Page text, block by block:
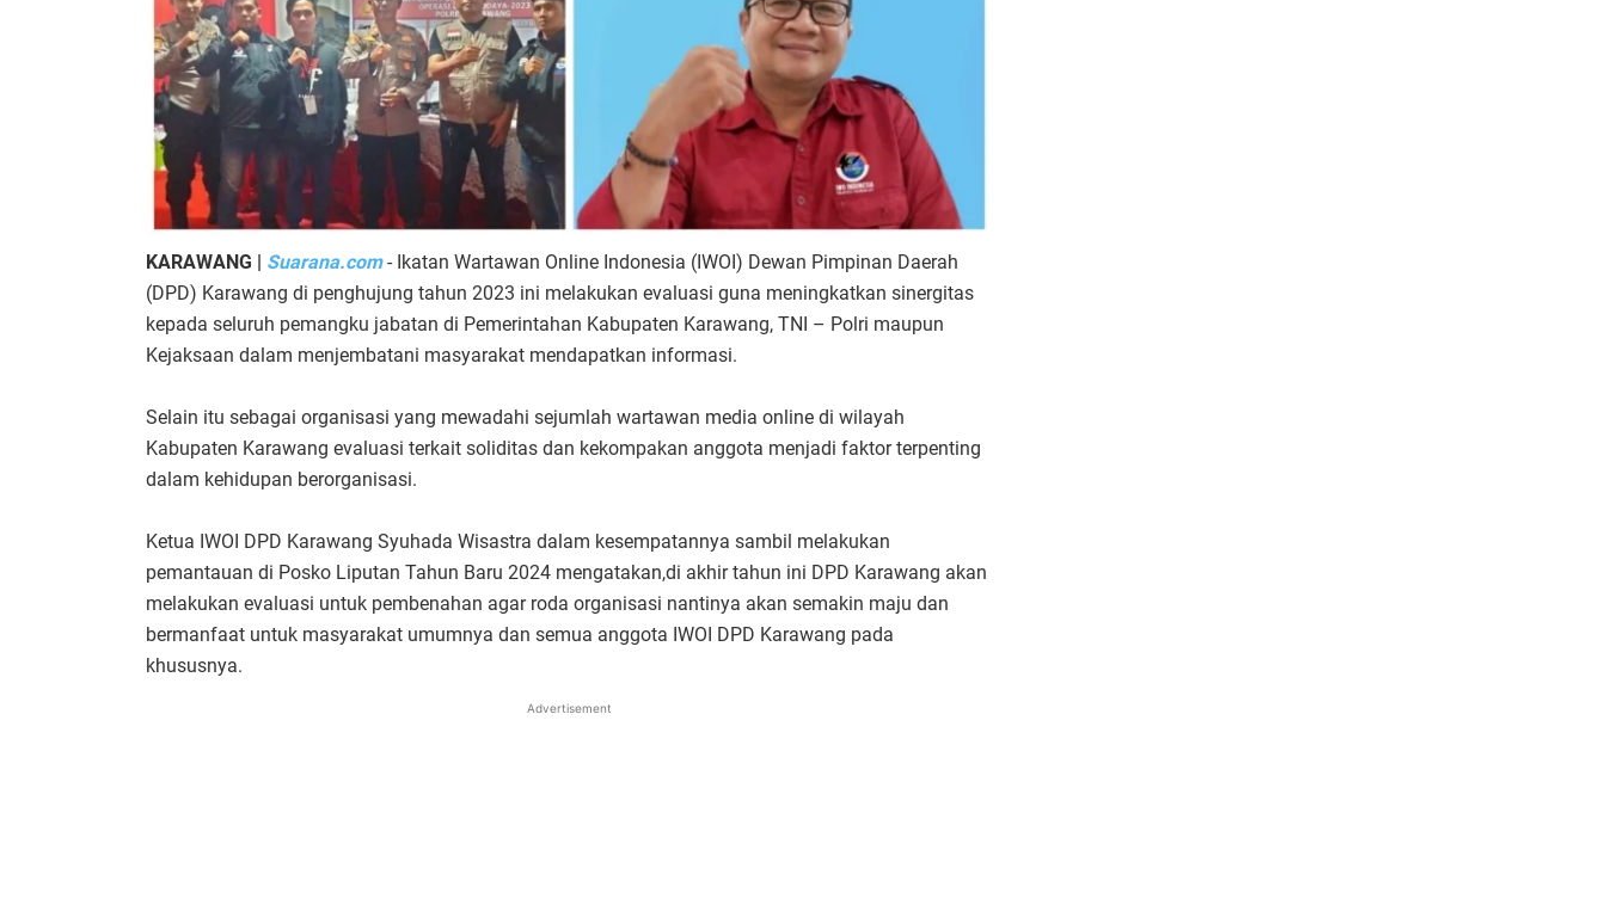
KARAWANG | Suarana.com- Ikatan Wartawan Online Indonesia (IWOI) Dewan Pimpinan Daerah
(DPD) Karawang di penghujung tahun 2023 ini melakukan evaluasi guna meningkatkan sinergitas
kepada seluruh pemangku jabatan di Pemerintahan Kabupaten Karawang, TNI – Polri maupun
Kejaksaan dalam menjembatani masyarakat mendapatkan informasi.
Selain itu sebagai organisasi yang mewadahi sejumlah wartawan media online di wilayah
Kabupaten Karawang evaluasi terkait soliditas dan kekompakan anggota menjadi faktor terpenting
dalam kehidupan berorganisasi.
Ketua IWOI DPD Karawang Syuhada Wisastra dalam kesempatannya sambil melakukan
pemantauan di Posko Liputan Tahun Baru 2024 mengatakan,di akhir tahun ini DPD Karawang akan
melakukan evaluasi untuk pembenahan agar roda organisasi nantinya akan semakin maju dan
bermanfaat untuk masyarakat umumnya dan semua anggota IWOI DPD Karawang pada
khususnya.
Advertisement